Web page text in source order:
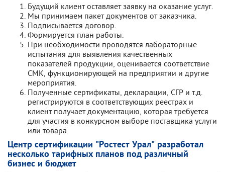
Будущий клиент оставляет заявку на оказание услуг.
Мы принимаем пакет документов от заказчика.
Подписывается договор.
Формируется план работы.
При необходимости проводятся лабораторные
испытания для выявления качественных
показателей продукции, оценивается соответствие
СМК, функционирующей на предприятии и другие
мероприятия.
Полученные сертификаты, декларации, СГР и т.д.
регистрируются в соответствующих реестрах и
клиент получает документацию, которая требуется
для участия в конкурсном выборе поставщика услуги
или товара.
Центр сертификации "Ростест Урал" разработал
несколько тарифных планов под различный
бизнес и бюджет